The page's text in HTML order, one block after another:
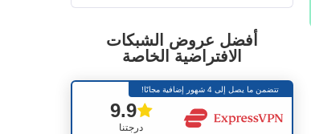
أفضل عروض الشبكات
الافتراضية الخاصة
تتضمن ما يصل إلى 4 شهور إضافية مجانًا!
درجتنا
9.9